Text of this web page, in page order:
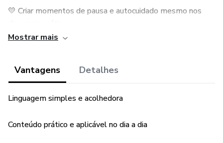
💛 Criar momentos de pausa e autocuidado mesmo nos
💛 Reconhecer suas necessidades e respeitar seus limites
💛 Retomar seu centro e fortalecer sua relação consigo
Mostrar mais
Vantagens Detalhes
Linguagem simples e acolhedora
Conteúdo prático e aplicável no dia a dia